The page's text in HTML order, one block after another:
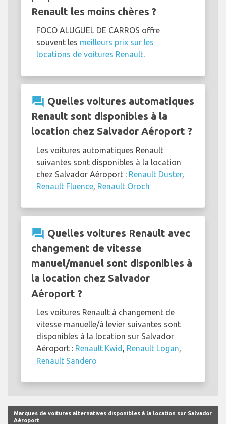
Renault les moins chères ?
FOCO ALUGUEL DE CARROS offre
souvent les meilleurs prix sur les
locations de voitures Renault
question_answer Quelles voitures automatiques
Renault sont disponibles à la
location chez Salvador Aéroport ?
Les voitures automatiques Renault
suivantes sont disponibles à la location
chez Salvador Aéroport : Renault Duster,
Renault Fluence Renault Oroch
question_answer Quelles voitures Renault avec
changement de vitesse
manuel/manuel sont disponibles à
la location chez Salvador
Aéroport ?
Les voitures Renault à changement de
vitesse manuelle/à levier suivantes sont
disponibles à la location sur Salvador
Aéroport : Renault Kwid Renault Logan
Renault Sandero
Marques de voitures alternatives disponibles à la location sur Salvador
Aéroport